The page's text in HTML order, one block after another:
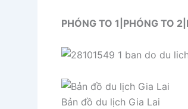
PHÓNG TO 1 PHÓNG TO 2
Bản đồ du lịch Gia Lai